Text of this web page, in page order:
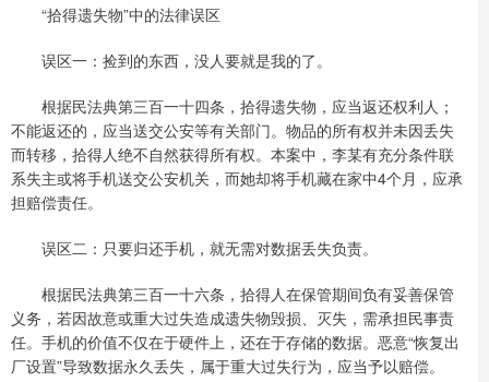
“拾得遗失物”中的法律误区
误区一：捡到的东西，没人要就是我的了。
根据民法典第三百一十四条，拾得遗失物，应当返还权利人；
不能返还的，应当送交公安等有关部门。物品的所有权并未因丢失
而转移，拾得人绝不自然获得所有权。本案中，李某有充分条件联
系失主或将手机送交公安机关，而她却将手机藏在家中4个月，应承
担赔偿责任。
误区二：只要归还手机，就无需对数据丢失负责。
根据民法典第三百一十六条，拾得人在保管期间负有妥善保管
义务，若因故意或重大过失造成遗失物毁损、灭失，需承担民事责
任。手机的价值不仅在于硬件上，还在于存储的数据。恶意“恢复出
厂设置”导致数据永久丢失，属于重大过失行为，应当予以赔偿。